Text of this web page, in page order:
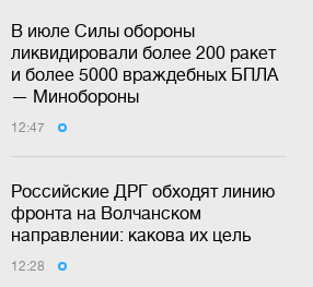
В июле Силы обороны
ликвидировали более 200 ракет
и более 5000 враждебных БПЛА
— Минобороны
12:47
Российские ДРГ обходят линию
фронта на Волчанском
направлении: какова их цель
12:28